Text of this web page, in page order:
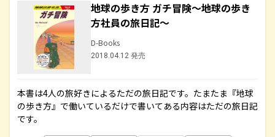
地球の歩き方 ガチ冒険～地球の歩き
方社員の旅日記～
D-Books
2018.04.12 発売
本書は4人の旅好きによるただの旅日記です。たまたま『地球
の歩き方』で働いているだけで書いてある内容はただの旅日記
です。